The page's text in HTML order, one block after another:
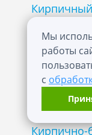
Мы
работы
с
Кирпичный
Панельный
Кирпично-
Кирпично-